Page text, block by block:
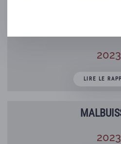
2023
LIRE LE
2023